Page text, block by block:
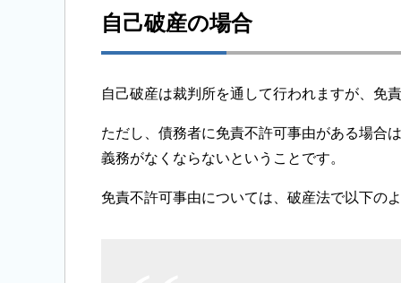
自己破産の場合
自己破産は裁判所を通して行われますが、免
ただし、債務者に免責不許可事由がある場合
義務がなくならないということです。
免責不許可事由については、破産法で以下の